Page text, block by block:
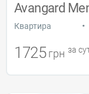
Avangard
Квартира •
1725 грн за